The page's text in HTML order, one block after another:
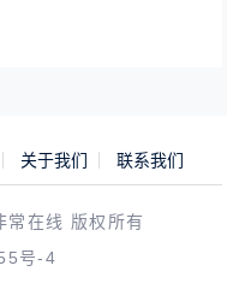
关于我们 联系我们
在线 版权所有
号-4